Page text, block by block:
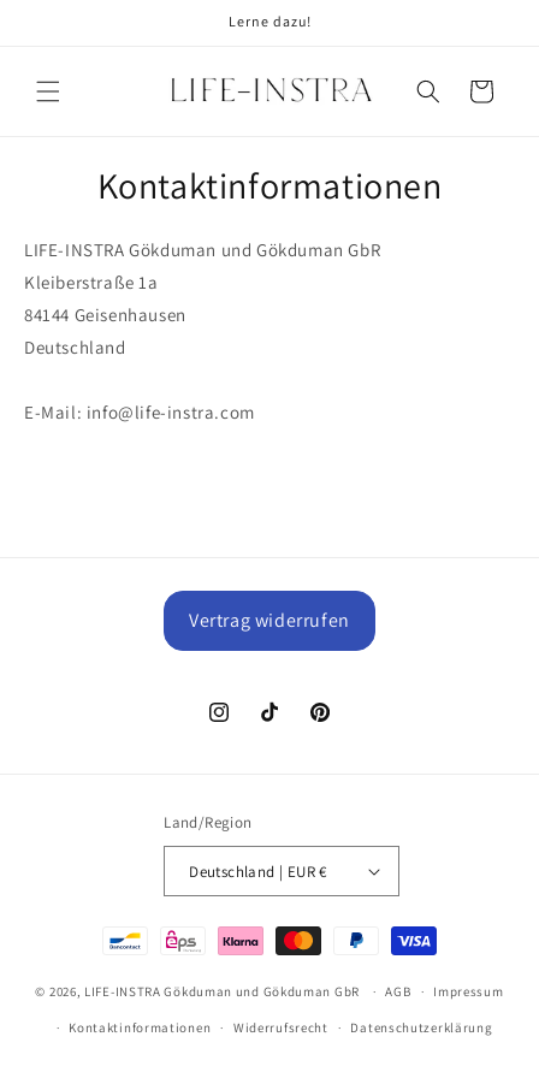
Lerne dazu!
Warenkorb
Kontaktinformationen
LIFE-INSTRA Gökduman und Gökduman GbR
Kleiberstraße 1a
84144 Geisenhausen
Deutschland
E-Mail: info@life-instra.com
Vertrag widerrufen
InstagramTikTok Pinterest
Land/Region
Deutschland | EUR €
Zahlungsmethoden
© 2026, LIFE-INSTRA Gökduman und Gökduman GbR AGB Impressum
Kontaktinformationen Widerrufsrecht Datenschutzerklärung